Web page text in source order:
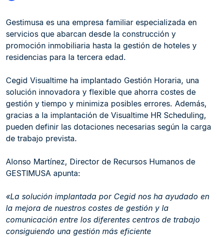
Gestimusa es una empresa familiar especializada en
servicios que abarcan desde la construcción y
promoción inmobiliaria hasta la gestión de hoteles y
residencias para la tercera edad.
Cegid Visualtime ha implantado Gestión Horaria, una
solución innovadora y flexible que ahorra costes de
gestión y tiempo y minimiza posibles errores. Además,
gracias a la implantación de Visualtime HR Scheduling,
pueden definir las dotaciones necesarias según la carga
de trabajo prevista.
Alonso Martínez, Director de Recursos Humanos de
GESTIMUSA apunta:
«La solución implantada por Cegid nos ha ayudado en
la mejora de nuestros costes de gestión y la
comunicación entre los diferentes centros de trabajo
consiguiendo una gestión más eficiente